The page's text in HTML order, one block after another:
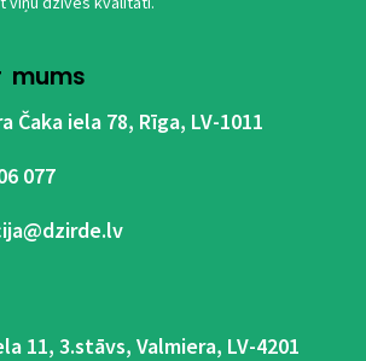
mums
Čaka iela 78, Rīga, LV-1011
077
11, 3.stāvs, Valmiera, LV-4201